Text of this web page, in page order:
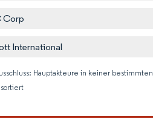
Corp
International
Hauptakteure in keiner bestimmten